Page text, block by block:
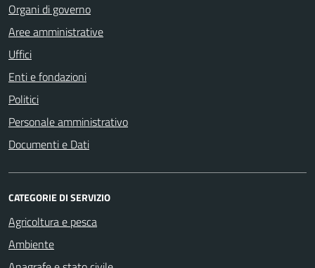
Organi di governo
Aree amministrative
Uffici
Enti e fondazioni
Politici
Personale amministrativo
Documenti e Dati
CATEGORIE DI SERVIZIO
Agricoltura e pesca
Ambiente